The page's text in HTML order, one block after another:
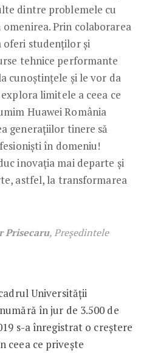
dintre problemele cu
Prin colaborarea
oferi studenților și
tehnice performante
cunoștințele și le vor da
limitele a ceea ce
Huawei România
generațiilor tinere să
în domeniu!
inovația mai departe și
astfel, la transformarea
Prisecaru, Președintele
Universității
în jur de 3.500 de
s-a înregistrat o creștere
ceea ce privește